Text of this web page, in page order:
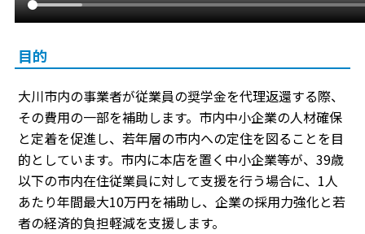
目的
大川市内の事業者が従業員の奨学金を代理返還する際、
その費用の一部を補助します。市内中小企業の人材確保
と定着を促進し、若年層の市内への定住を図ることを目
的としています。市内に本店を置く中小企業等が、39歳
以下の市内在住従業員に対して支援を行う場合に、1人
あたり年間最大10万円を補助し、企業の採用力強化と若
者の経済的負担軽減を支援します。